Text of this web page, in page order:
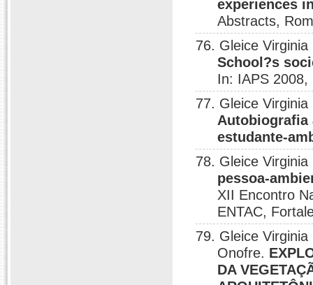
experiences
Abstracts,
76. Gleice
School?s
In: IAPS
77. Gleice
Autobiografia
estudante-
78. Gleice
pessoa-
XII Encontro
ENTAC,
79. Gleice
Onofre.
DA